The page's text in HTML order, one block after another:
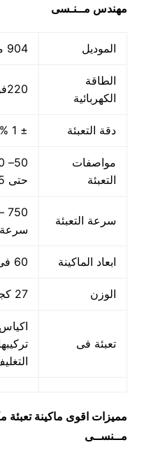
مهندس مــنـسى
الموديل 904 ماركة المهندس منســى
الطاقة
الكهربائية
220فولت ، 500 وات
دقة التعبئة ± 1 %
مواصفات
التعبئة
حتى 5 كجم
سرعة التعبئة
سرعة
ابعاد الماكينة 60 فى 60 فى 185 سم
الوزن 27 كجم
تعبئة فى
مميزات اقوى ماكينة تعبئة
مــنســى